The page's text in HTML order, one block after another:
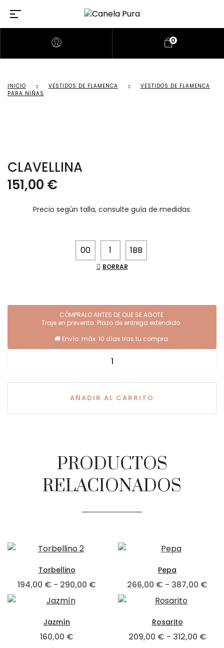
0
INICIO VESTIDOS DE FLAMENCA
VESTIDOS DE FLAMENCA
PARA NIÑAS
CLAVELLINA
151,00 €
Precio según talla, consulte guía de medidas.
00 1 1BB
BORRAR
AÑADIR AL CARRITO
PRODUCTOS
RELACIONADOS
Torbellino
194,00 € - 290,00 €
Pepa
266,00 € - 387,00 €
Jazmín
160,00 €
Rosarito
209,00 € - 312,00 €